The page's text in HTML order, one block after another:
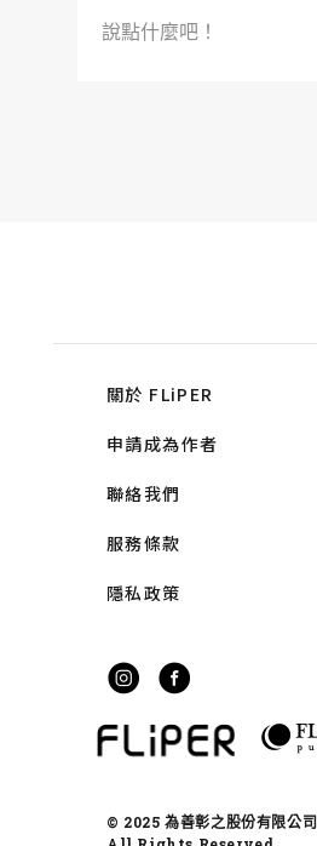
說點什麼吧！
關於 FLiPER
申請成為作者
聯絡我們
服務條款
隱私政策
© 2025 為善彰之股份有限公司